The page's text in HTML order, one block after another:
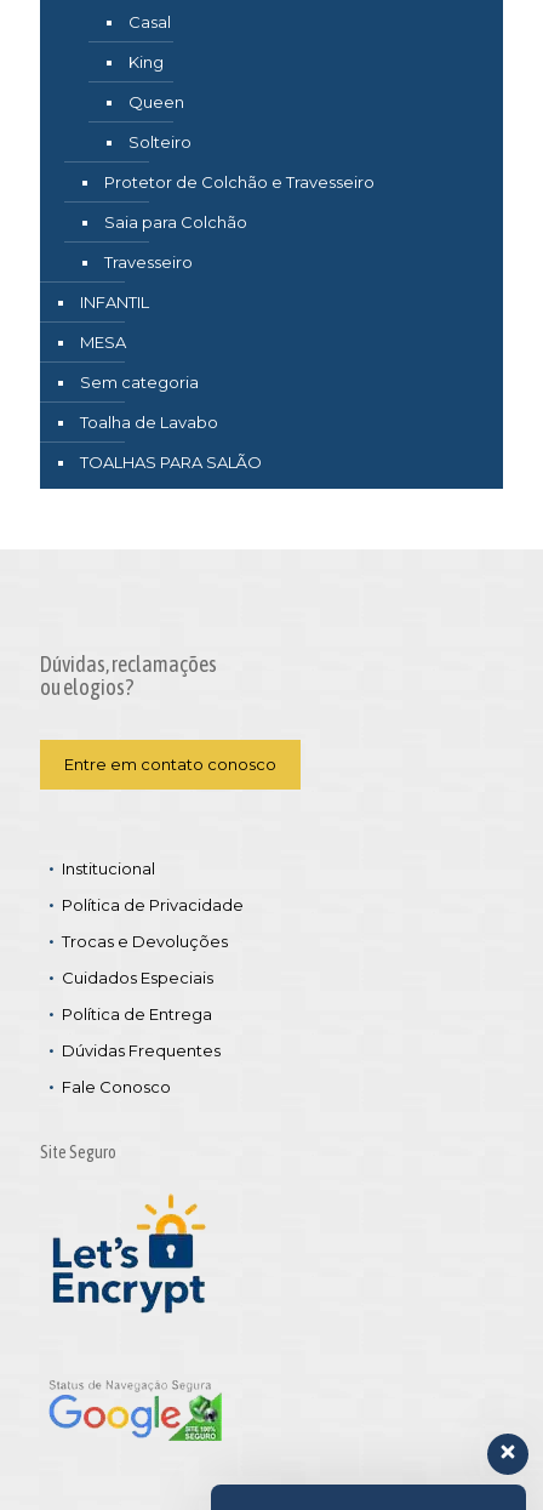
Casal
King
Queen
Solteiro
Protetor de Colchão e Travesseiro
Saia para Colchão
Travesseiro
INFANTIL
MESA
Sem categoria
Toalha de Lavabo
TOALHAS PARA SALÃO
Dúvidas, reclamações
ou elogios?
Entre em contato conosco
Institucional
Política de Privacidade
Trocas e Devoluções
Cuidados Especiais
Política de Entrega
Dúvidas Frequentes
Fale Conosco
Site Seguro